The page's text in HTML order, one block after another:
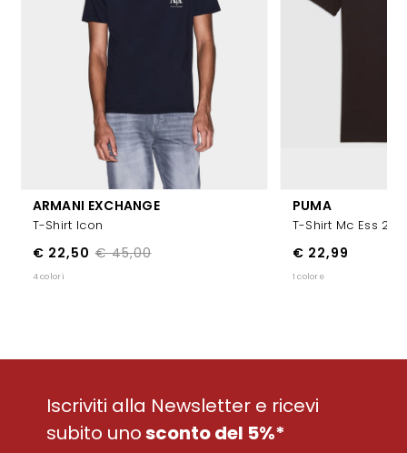
ARMANI EXCHANGE
T-Shirt Icon
€ 45,00
€ 22,50
4 colori
PUMA
T-Shirt Mc Ess 2
€ 22,99
1 colore
Iscriviti alla Newsletter e ricevi
subito unosconto del 5%*